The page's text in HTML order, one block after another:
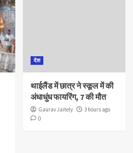
देश
थाईलैंड में छात्र ने स्कूल में की
अंधाधुंध फायरिंग, 7 की मौत
Gaurav Jaitely
3 hours ago
0